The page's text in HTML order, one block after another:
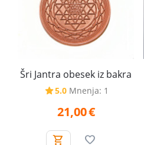
Šri Jantra obesek iz bakra
5.0 Mnenja: 1
21,00€